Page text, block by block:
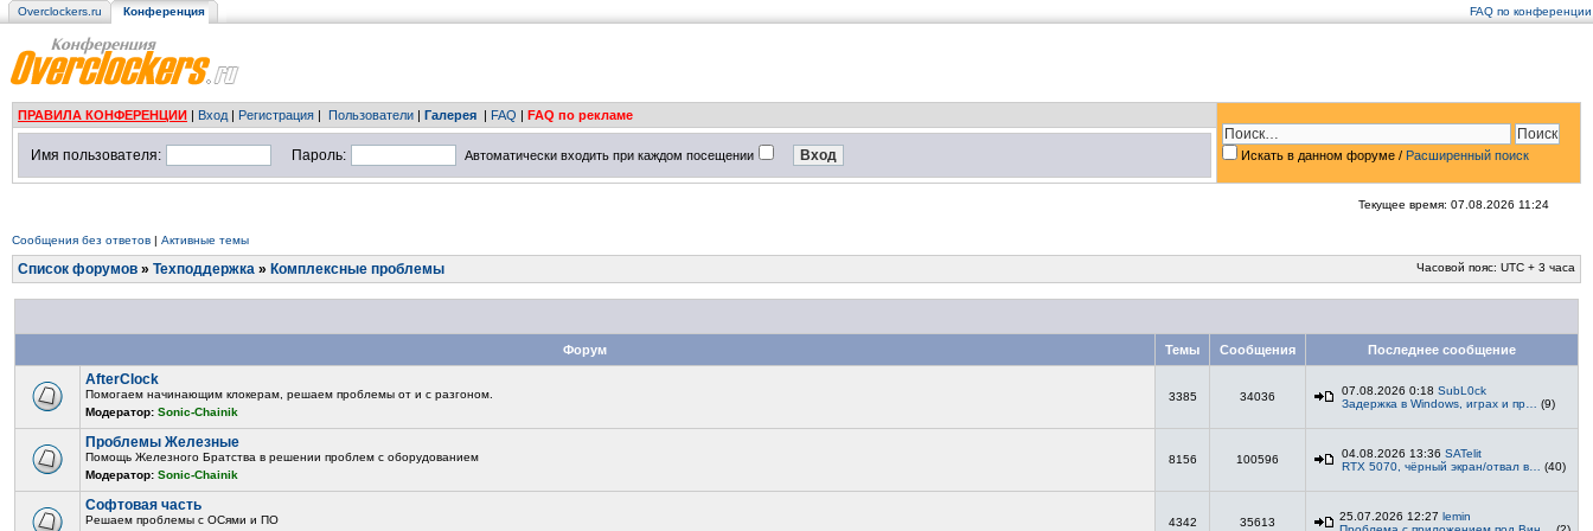
Overclockers.ru Конференция FAQ по конференции
ПРАВИЛА КОНФЕРЕНЦИИ | Вход | Регистрация | Пользователи | Галерея | FAQ | FAQ по рекламе
Искать в данном форуме / Расширенный поиск
Имя пользователя: Пароль: Автоматически входить при каждом посещении
Текущее время: 07.08.2026 11:24
Сообщения без ответов | Активные темы
Список форумов » Техподдержка » Комплексные проблемы Часовой пояс: UTC + 3 часа
Форум Темы Сообщения Последнее сообщение
AfterClock
Помогаем начинающим клокерам, решаем проблемы от и с разгоном.
Модератор: Sonic-Chainik
3385 34036 07.08.2026 0:18 SubL0ck
Задержка в Windows, играх и пр…
(9)
Проблемы Железные
Помощь Железного Братства в решении проблем с оборудованием
Модератор: Sonic-Chainik
8156 100596 04.08.2026 13:36 SATelit
RTX 5070, чёрный экран/отвал в…
(40)
Софтовая часть
Решаем проблемы с ОСями и ПО 4342 35613 25.07.2026 12:27 lemin